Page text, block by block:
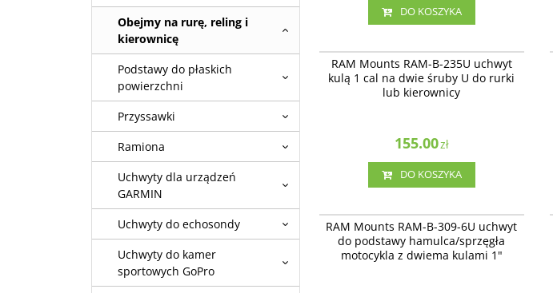
DO KOSZYKA
RAM Mounts RAM-B-235U uchwyt kulą 1 cal na
dwie śruby U do rurki lub kierownicy
RAM Mounts RAM-B-235U uchwyt
kulą 1 cal na dwie śruby U do rurki
lub kierownicy
155.00zł
DO KOSZYKA
RAM Mounts RAM-B-309-6U uchwyt do
podstawy hamulca/sprzęgła motocykla z
dwiema kulami 1"
RAM Mounts RAM-B-309-6U uchwyt
do podstawy hamulca/sprzęgła
motocykla z dwiema kulami 1"
Obejmy na rurę, reling i
kierownicę
Podstawy do płaskich
powierzchni
Przyssawki
Ramiona
Uchwyty dla urządzeń
GARMIN
Uchwyty do echosondy
Uchwyty do kamer
sportowych GoPro